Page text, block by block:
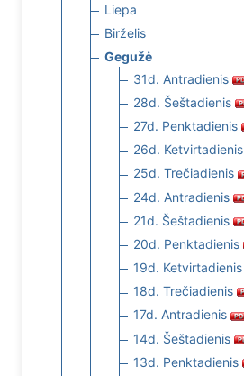
Liepa
Birželis
Gegužė
31d. Antradienis
28d. Šeštadienis
27d. Penktadienis
26d. Ketvirtadienis
25d. Trečiadienis
24d. Antradienis
21d. Šeštadienis
20d. Penktadienis
19d. Ketvirtadienis
18d. Trečiadienis
17d. Antradienis
14d. Šeštadienis
13d. Penktadienis